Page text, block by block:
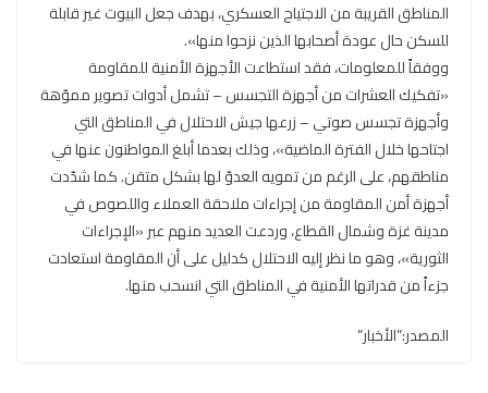
المناطق القريبة من الاجتياح العسكري، بهدف جعل البيوت غير قابلة
للسكن حال عودة أصحابها الذين نزحوا منها».
ووفقاً للمعلومات، فقد استطاعت الأجهزة الأمنية للمقاومة
«تفكيك العشرات من أجهزة التجسس – تشمل أدوات تصوير مموّهة
وأجهزة تجسس صوتي – زرعها جيش الاحتلال في المناطق التي
اجتاحها خلال الفترة الماضية»، وذلك بعدما أبلغ المواطنون عنها في
مناطقهم، على الرغم من تمويه العدوّ لها بشكل متقن. كما شدّدت
أجهزة أمن المقاومة من إجراءات ملاحقة العملاء واللصوص في
مدينة غزة وشمال القطاع، وردعت العديد منهم عبر «الإجراءات
الثورية»، وهو ما نظر إليه الاحتلال كدليل على أن المقاومة استعادت
جزءاً من قدراتها الأمنية في المناطق التي انسحب منها.
المصدر:”الأخبار”